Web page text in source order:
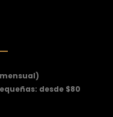
desde $80